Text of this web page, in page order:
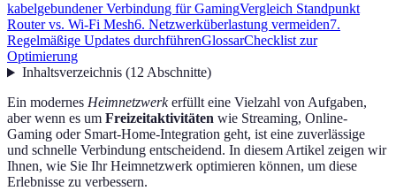
kabelgebundener Verbindung für GamingVergleich Standpunkt
Router vs. Wi-Fi Mesh6. Netzwerküberlastung vermeiden7.
Regelmäßige Updates durchführenGlossarChecklist zur
Optimierung
Inhaltsverzeichnis(12Abschnitte)
Ein modernes Heimnetzwerkerfüllt eine Vielzahl von Aufgaben,
aber wenn es um Freizeitaktivitäten wie Streaming, Online-
Gaming oder Smart-Home-Integration geht, ist eine zuverlässige
und schnelle Verbindung entscheidend. In diesem Artikel zeigen wir
Ihnen, wie Sie Ihr Heimnetzwerk optimieren können, um diese
Erlebnisse zu verbessern.